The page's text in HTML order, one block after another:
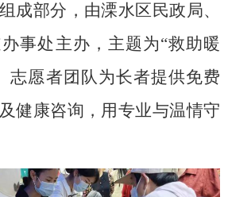
成部分，由溧水区民政局、
事处主办，主题为“救助暖
志愿者团队为长者提供免费
健康咨询，用专业与温情守